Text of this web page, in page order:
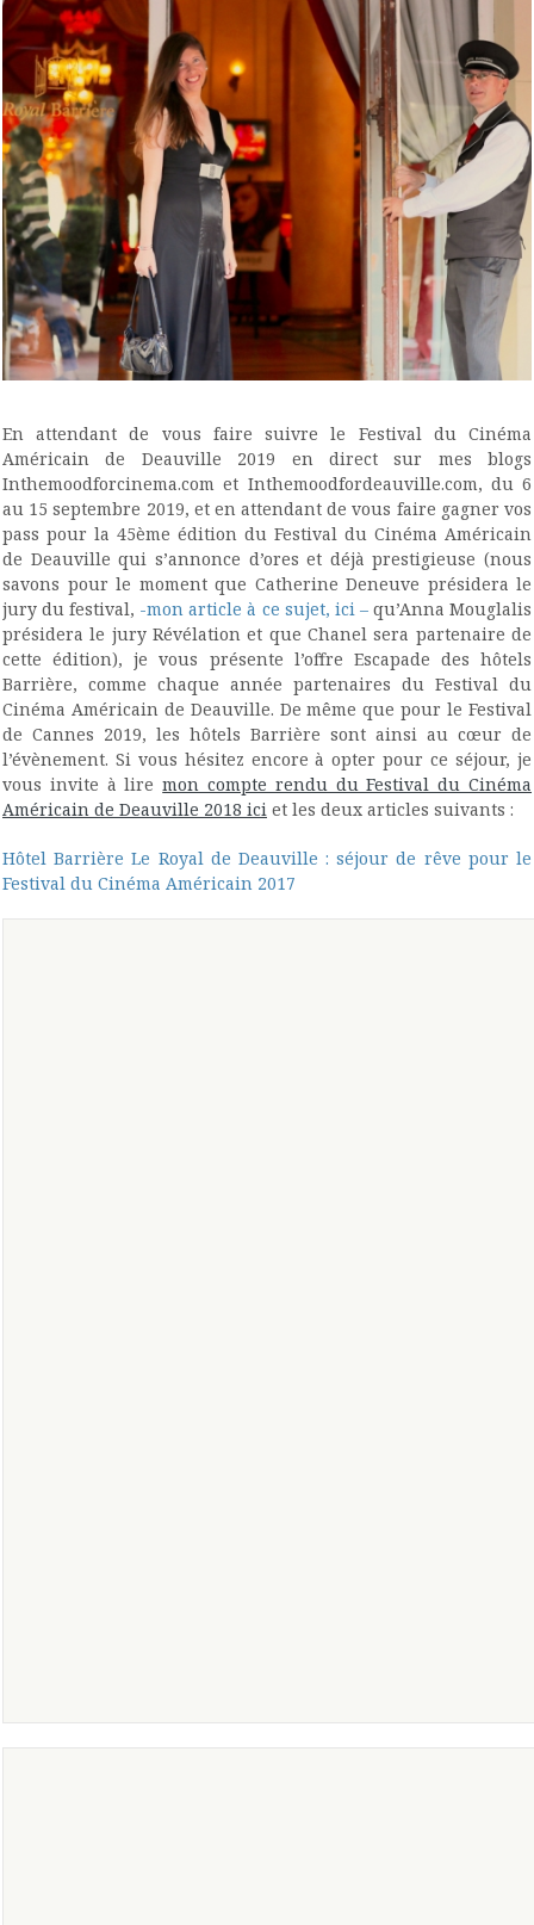
En attendant de vous faire suivre le Festival du Cinéma
Américain de Deauville 2019 en direct sur mes blogs
Inthemoodforcinema.com et Inthemoodfordeauville.com, du 6
au 15 septembre 2019, et en attendant de vous faire gagner vos
pass pour la 45ème édition du Festival du Cinéma Américain
de Deauville qui s’annonce d’ores et déjà prestigieuse (nous
savons pour le moment que Catherine Deneuve présidera le
jury du festival, -mon article à ce sujet, ici –qu’Anna Mouglalis
présidera le jury Révélation et que Chanel sera partenaire de
cette édition), je vous présente l’offre Escapade des hôtels
Barrière, comme chaque année partenaires du Festival du
Cinéma Américain de Deauville. De même que pour le Festival
de Cannes 2019, les hôtels Barrière sont ainsi au cœur de
l’évènement. Si vous hésitez encore à opter pour ce séjour, je
vous invite à liremon compte rendu du Festival du Cinéma
Américain de Deauville 2018 ici et les deux articles suivants :
Hôtel Barrière Le Royal de Deauville : séjour de rêve pour le
Festival du Cinéma Américain 2017